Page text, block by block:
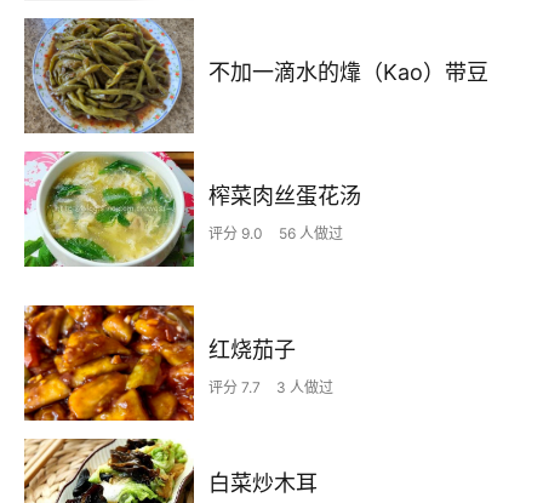
不加一滴水的㸆（Kao）带豆
榨菜肉丝蛋花汤
评分 9.0 56 人做过
红烧茄子
评分 7.7 3 人做过
白菜炒木耳